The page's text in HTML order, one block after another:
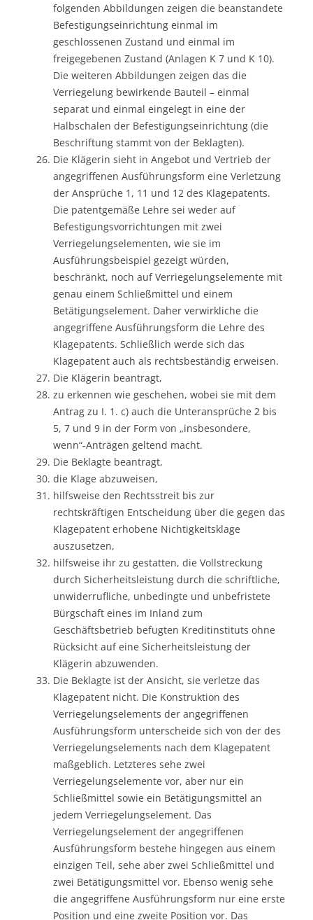
folgenden Abbildungen zeigen die beanstandete
Befestigungseinrichtung einmal im
geschlossenen Zustand und einmal im
freigegebenen Zustand (Anlagen K 7 und K 10).
Die weiteren Abbildungen zeigen das die
Verriegelung bewirkende Bauteil – einmal
separat und einmal eingelegt in eine der
Halbschalen der Befestigungseinrichtung (die
Beschriftung stammt von der Beklagten).
Die Klägerin sieht in Angebot und Vertrieb der
angegriffenen Ausführungsform eine Verletzung
der Ansprüche 1, 11 und 12 des Klagepatents.
Die patentgemäße Lehre sei weder auf
Befestigungsvorrichtungen mit zwei
Verriegelungselementen, wie sie im
Ausführungsbeispiel gezeigt würden,
beschränkt, noch auf Verriegelungselemente mit
genau einem Schließmittel und einem
Betätigungselement. Daher verwirkliche die
angegriffene Ausführungsform die Lehre des
Klagepatents. Schließlich werde sich das
Klagepatent auch als rechtsbeständig erweisen.
Die Klägerin beantragt,
zu erkennen wie geschehen, wobei sie mit dem
Antrag zu I. 1. c) auch die Unteransprüche 2 bis
5, 7 und 9 in der Form von „insbesondere,
wenn“-Anträgen geltend macht.
Die Beklagte beantragt,
die Klage abzuweisen,
hilfsweise den Rechtsstreit bis zur
rechtskräftigen Entscheidung über die gegen das
Klagepatent erhobene Nichtigkeitsklage
auszusetzen,
hilfsweise ihr zu gestatten, die Vollstreckung
durch Sicherheitsleistung durch die schriftliche,
unwiderrufliche, unbedingte und unbefristete
Bürgschaft eines im Inland zum
Geschäftsbetrieb befugten Kreditinstituts ohne
Rücksicht auf eine Sicherheitsleistung der
Klägerin abzuwenden.
Die Beklagte ist der Ansicht, sie verletze das
Klagepatent nicht. Die Konstruktion des
Verriegelungselements der angegriffenen
Ausführungsform unterscheide sich von der des
Verriegelungselements nach dem Klagepatent
maßgeblich. Letzteres sehe zwei
Verriegelungselemente vor, aber nur ein
Schließmittel sowie ein Betätigungsmittel an
jedem Verriegelungselement. Das
Verriegelungselement der angegriffenen
Ausführungsform bestehe hingegen aus einem
einzigen Teil, sehe aber zwei Schließmittel und
zwei Betätigungsmittel vor. Ebenso wenig sehe
die angegriffene Ausführungsform nur eine erste
Position und eine zweite Position vor. Das